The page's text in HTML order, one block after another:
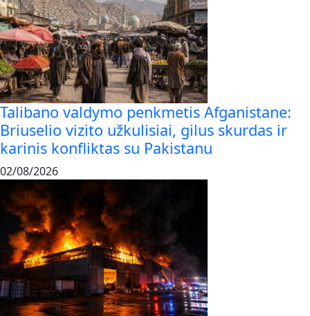
Talibano valdymo penkmetis Afganistane:
Briuselio vizito užkulisiai, gilus skurdas ir
karinis konfliktas su Pakistanu
02/08/2026